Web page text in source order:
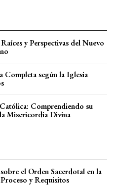
y Perspectivas del Nuevo
Completa según la Iglesia
Comprendiendo su
Misericordia Divina
el Orden Sacerdotal en la
y Requisitos